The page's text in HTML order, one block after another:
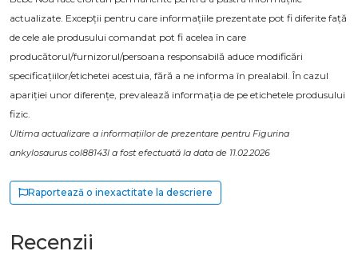
actualizate. Excepții pentru care informațiile prezentate pot fi diferite față
de cele ale produsului comandat pot fi acelea în care
producătorul/furnizorul/persoana responsabilă aduce modificări
specificațiilor/etichetei acestuia, fără a ne informa în prealabil. În cazul
apariției unor diferențe, prevalează informația de pe etichetele produsului
fizic.
Ultima actualizare a informațiilor de prezentare pentru Figurina
ankylosaurus col88143l a fost efectuată la data de 11.02.2026
Raportează o inexactitate la descriere
Recenzii